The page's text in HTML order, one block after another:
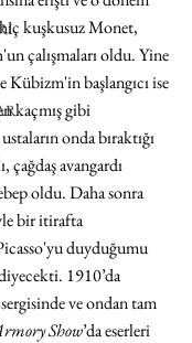
kuşkusuz Monet,
çalışmaları oldu. Yine
Kübizm'in başlangıcı ise
kaçmış gibi
onda bıraktığı
çağdaş avangardı
oldu. Daha sonra
bir itirafta
duyduğumu
1910’da
ve ondan tam
Show’da eserleri